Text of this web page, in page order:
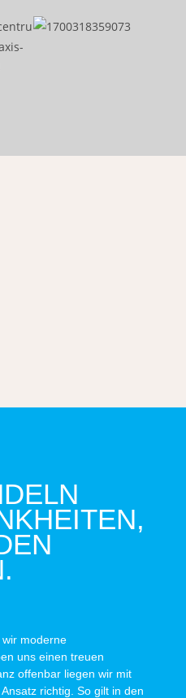
moderne
uns einen treuen
offenbar liegen wir mit
richtig. So gilt in den